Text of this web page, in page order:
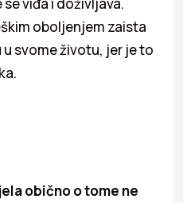
oboljenjem zaista
svome životu, jer je to
obično o tome ne